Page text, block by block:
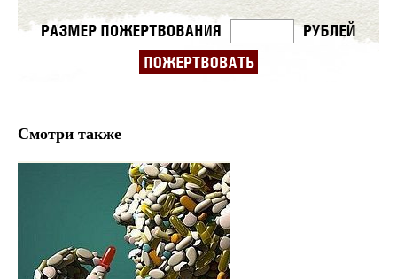
Смотри также